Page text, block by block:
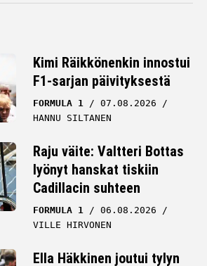
Kimi Räikkönenkin innostui
F1-sarjan päivityksestä
FORMULA 1
07.08.2026
HANNU SILTANEN
Raju väite: Valtteri Bottas
lyönyt hanskat tiskiin
Cadillacin suhteen
FORMULA 1
06.08.2026
VILLE HIRVONEN
Ella Häkkinen joutui tylyn